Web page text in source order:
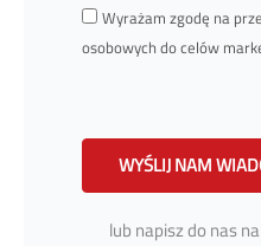
Wyrażam zgodę na
osobowych do celów
WYŚLIJ NAM
lub napisz do nas na